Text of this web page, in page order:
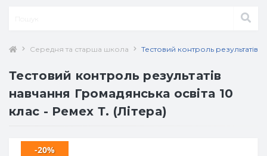
Середня та старша школа Тестовий контроль результатів
Тестовий контроль результатів
навчання Громадянська освіта 10
клас - Ремех Т. (Літера)
-20%